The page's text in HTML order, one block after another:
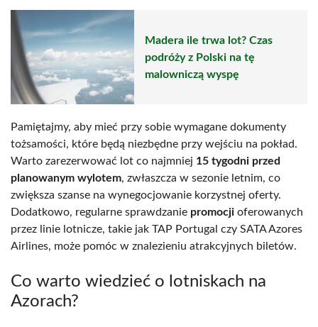
Madera ile trwa lot? Czas
podróży z Polski na tę
malowniczą wyspę
Pamiętajmy, aby mieć przy sobie wymagane dokumenty
tożsamości, które będą niezbędne przy wejściu na pokład.
Warto zarezerwować lot co najmniej 15 tygodni przed
planowanym wylotem, zwłaszcza w sezonie letnim, co
zwiększa szanse na wynegocjowanie korzystnej oferty.
Dodatkowo, regularne sprawdzanie promocji oferowanych
przez linie lotnicze, takie jak TAP Portugal czy SATA Azores
Airlines, może pomóc w znalezieniu atrakcyjnych biletów.
Co warto wiedzieć o lotniskach na
Azorach?